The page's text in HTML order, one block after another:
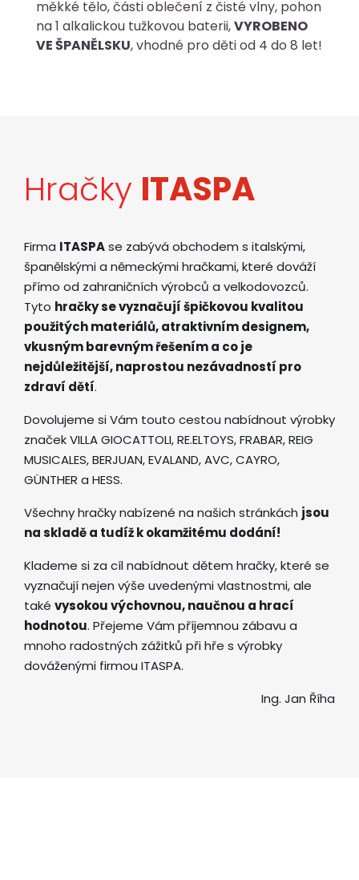
měkké tělo, části oblečení z čisté vlny, pohon
na 1 alkalickou tužkovou baterii,VYROBENO
VE ŠPANĚLSKU, vhodné pro děti od 4 do 8 let!
Hračky ITASPA
Firma ITASPAse zabývá obchodem s italskými,
španělskými a německými hračkami, které dováží
přímo od zahraničních výrobců a velkodovozců.
Tyto hračky se vyznačují špičkovou kvalitou
použitých materiálů, atraktivním designem,
vkusným barevným řešením a co je
nejdůležitější, naprostou nezávadností pro
zdraví dětí.
Dovolujeme si Vám touto cestou nabídnout výrobky
značek VILLA GIOCATTOLI, RE.ELTOYS, FRABAR, REIG
MUSICALES, BERJUAN, EVALAND, AVC, CAYRO,
GÜNTHER a HESS.
Všechny hračky nabízené na našich stránkách jsou
na skladě a tudíž k okamžitému dodání!
Klademe si za cíl nabídnout dětem hračky, které se
vyznačují nejen výše uvedenými vlastnostmi, ale
také vysokou výchovnou, naučnou a hrací
hodnotou. Přejeme Vám příjemnou zábavu a
mnoho radostných zážitků při hře s výrobky
dováženými firmou ITASPA.
Ing. Jan Říha